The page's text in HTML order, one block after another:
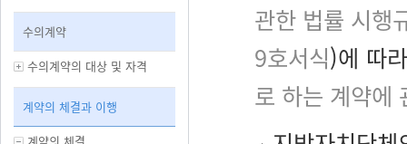
수의계약
수의계약의 대상 및 자격
계약의 체결과 이행
관한 법률 시행
9호서식)에 따
로 하는 계약에